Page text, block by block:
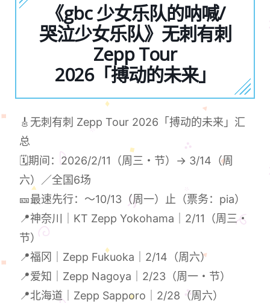
《gbc 少女乐队的呐喊/
哭泣少女乐队》无刺有刺
Zepp Tour
2026「搏动的未来」
🎸无刺有刺 Zepp Tour 2026「搏动的未来」汇
总
🗓期间：2026/2/11（周三・节）→ 3/14（周
六）／全国6场
🎫最速先行：～10/13（周一）止（票务：pia）
📍神奈川｜KT Zepp Yokohama｜2/11（周三・
节）
📍福冈｜Zepp Fukuoka｜2/14（周六）
📍爱知｜Zepp Nagoya｜2/23（周一・节）
📍北海道｜Zepp Sapporo｜2/28（周六）